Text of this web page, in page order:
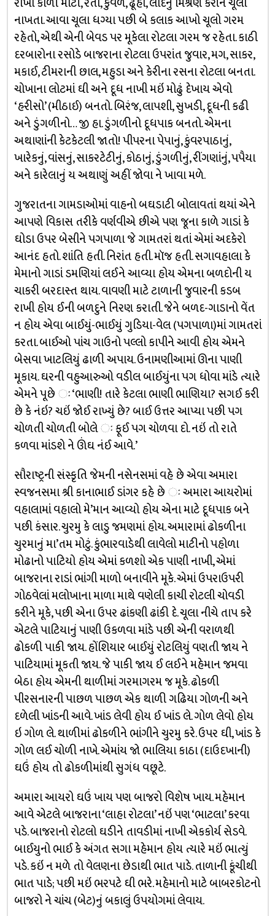
નાખતા. આવા ચૂલા ધગ્યા પછી બે કલાક આખો ચૂલો ગરમ
રહેતો, એથી એની બેવડ પર મૂકેલા રોટલા ગરમ જ રહેતા. કાઠી
દરબારોના રસોડે બાજરાના રોટલા ઉપરાંત જુવાર, મગ, સાકર,
મકાઈ, ટીમરાની છાલ, મહુડા અને કેરીના રસના રોટલા બનતા.
ચોખાના લોટમાં ઘી અને દૂધ નાખી મઇં મોઢું દેખાય એવો
‘હરીસો’ (મીઠાઈ) બનતો. બિરંજ, લાપશી, સુખડી, દૂધની કઢી
અને ડુંગળીનો… જી હા. ડુંગળીનો દૂધપાક બનતો. એમના
અથાણાંની કેટકેટલી જાતો! પીપરના પેપાનું, કુંવરપાઠાનું,
ખારેકનું, વાંસનું, સાકરટેટીનું, કોઠાનું, ડુંગળીનું, રીંગણાંનું, પપૈયા
અને કારેલાનું ય અથાણું અહીં જોવા ને ખાવા મળે.
ગુજરાતના ગામડાઓમાં વાહનો બઘડાટી બોલાવતાં થયાં એને
આપણે વિકાસ તરીકે વર્ણવીએ છીએ પણ જૂના કાળે ગાડાં કે
ઘોડા ઉપર બેસીને પગપાળા જે ગામતરાં થતાં એમાં અદકેરો
આનંદ હતો. શાંતિ હતી. નિરાંત હતી. મૉજ હતી. સગાવહાલા કે
મેમાનો ગાડાં ડમણિયાં લઈને આવ્યા હોય એમના બળદોની ય
ચાકરી બરદાસ્ત થાય. વાવણી માટે ટાળાની જુવારની કડબ
રાખી હોય ઈની બળદુને નિરણ કરાતી. જેને બળદ-ગાડાનો વેંત
ન હોય એવા બાઈયું-ભાઈયું ગુડિયા-વેલ (પગપાળા)માં ગામતરાં
કરતા. બાઈઓ પાંચ ગાઉનો પલ્લો કાપીને આવી હોય એમને
બેસવા ખાટલિયું ઢાળી અપાય. ઉનામણીઆમાં ઊના પાણી
મૂકાય. ઘરની વહુઆરુઓ વડીલ બાઈયુંના પગ ધોવા માંડે ત્યારે
એમને પૂછે ઃ ‘ભાણી! તારે કેટલા ભાણી ભાણિયા? સગઈ કરી
છે કે નંઇ? ચઇં જોઈ રાખ્યું છે? બાઈ ઉત્તર આપ્યા પછી પગ
ચોળતી ચોળતી બોલે ઃ ફૂઈ પગ ચોળવા દો. નઇં તો રાતે
કળવા માંડશે ને ઊંઘ નંઈ આવે.’
સૌરાષ્ટ્રની સંસ્કૃતિ જેમની નસેનસમાં વહે છે એવા અમારા
સ્વજનસમા શ્રી કાનાભાઈ ડાંગર કહે છે ઃ અમારા આયરોમાં
વહાલામાં વહાલો મે’માન આવ્યો હોય એના માટે દૂધપાક બને
પછી કંસાર. ચુરમુ કે લાડુ જમણમાં હોય. અમારામાં ઢોકળીના
ચુરમાનું મા’તમ મોટું. કુંભારવાડેથી લાવેલો માટીનો પહોળા
મોઢાનો પાટિયો હોય એમાં કળશો એક પાણી નાખી, એમાં
બાજરાના રાડાં ભાંગી માળો બનાવીને મૂકે. એમાં ઉપરાઉપરી
ગોઠવેલાં મલોખાના માળા માથે વણેલી કાચી રોટલી ચોવડી
કરીને મૂકે, પછી એના ઉપર ઢાંકણી ઢાંકી દે. ચૂલા નીચે તાપ કરે
એટલે પાટિયાનું પાણી ઉકળવા માંડે પછી એની વરાળથી
ઢોકળી પાકી જાય. હોંશિયાર બાઈયું રોટલિયું વણતી જાય ને
પાટિયામાં મૂકતી જાય. જે પાકી જાય ઈ લઈને મહેમાન જમવા
બેઠા હોય એમની થાળીમાં ગરમાગરમ જ મૂકે. ઢોકળી
પીરસનારની પાછળ પાછળ એક થાળી ગઢિયા ગોળની અને
દળેલી ખાંડની આવે. ખાંડ લેવી હોય ઈ ખાંડ લે. ગોળ લેવો હોય
ઇ ગોળ લે. થાળીમાં ઢોકળીને ભાંગીને ચુરમુ કરે. ઉપર ઘી, ખાંડ કે
ગોળ લઈ ચોળી નાખે. એમાંય જો ભાલિયા કાઠા (દાઉદખાની)
ઘઉં હોય તો ઢોકળીમાંથી સુગંધ વછૂટે.
અમારા આયરો ઘઉં ખાય પણ બાજરો વિશેષ ખાય. મહેમાન
આવે એટલે બાજરાના ‘લાહા રોટલા’ નઇં પણ ‘ભાટલા’ કરવા
પડે. બાજરાનો રોટલો ઘડીને તાવડીમાં નાખી એકકોર્ય સેડવે.
બાઈયુનો ભાઈ કે અંગત સગા મહેમાન હોય ત્યારે મઇં ભાત્યું
પડે. કઇં ન મળે તો વેલણના છેડાથી ભાત પાડે. તાળાની કૂંચીથી
ભાત પાડે; પછી મઇં ભરપટે ઘી ભરે. મહેમાનો માટે બાબરકોટનો
બાજરો ને ચાંચ (બેટ)નું બકાલું ઉપયોગમાં લેવાય.